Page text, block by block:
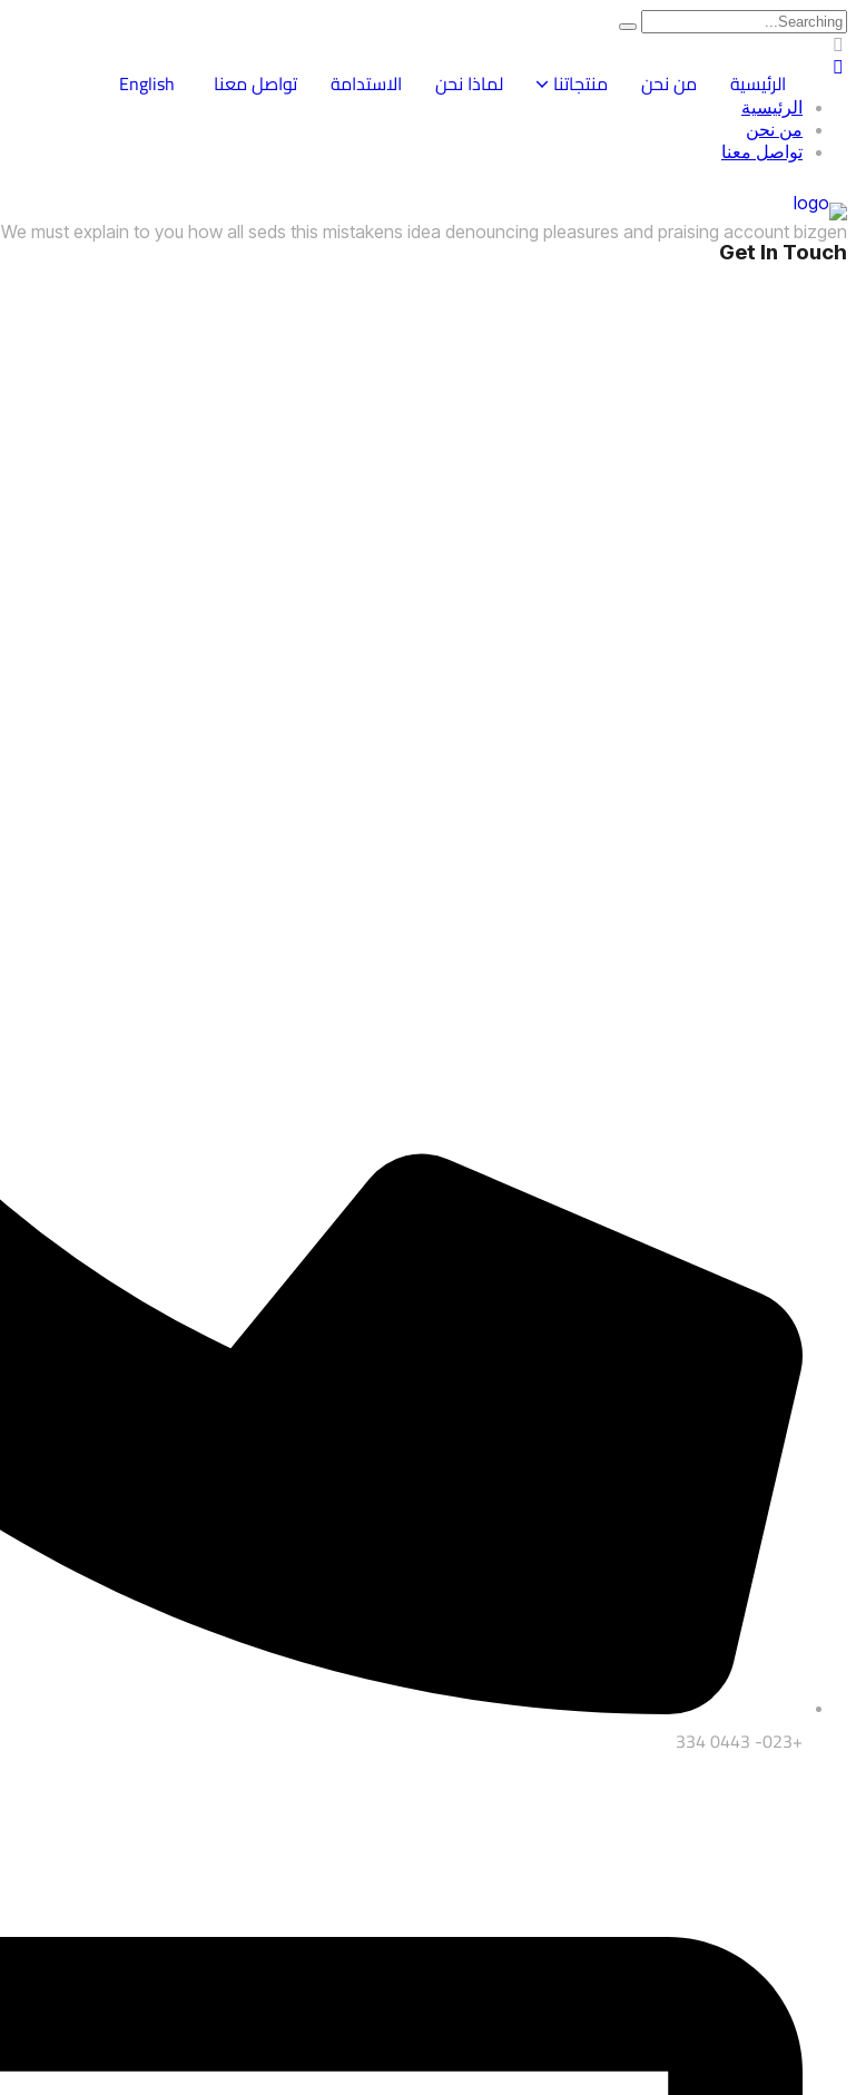
الرئيسية
من نحن
تواصل معنا
We must explain to you how all seds this mistakens idea denouncing pleasures and praising account bizgen.
Get In Touch
+023- 0443 334
الرئيسية من نحن منتجاتنا لماذا نحن الاستدامة تواصل معنا English